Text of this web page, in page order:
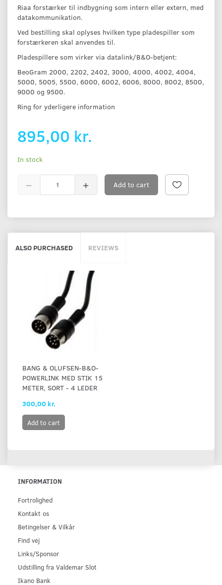
Riaa forstærker til indbygning som intern eller extern, med
datakommunikation.
Ved bestilling skal oplyses hvilken type pladespiller som
forstærkeren skal anvendes til.
Pladespillere som virker via datalink/B&O-betjent:
BeoGram 2000, 2202, 2402, 3000, 4000, 4002, 4004,
5000, 5005, 5500, 6000, 6002, 6006, 8000, 8002, 8500,
9000 og 9500.
Ring for yderligere information
895,00 kr.
In stock
Add to cart
ALSO PURCHASED REVIEWS
BANG & OLUFSEN-B&O-
POWERLINK MED STIK 15
METER, SORT - 4 LEDER
300,00 kr.
Add to cart
INFORMATION
Fortrolighed
Kontakt os
Betingelser & Vilkår
Find vej
Links/Sponsor
Udstilling fra Valdemar Slot
Ikano Bank